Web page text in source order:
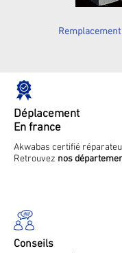
Remplacement
Déplacement
En france
Akwabas certifié
Retrouvez nos
Conseils